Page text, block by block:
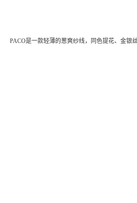
PACO是一款轻薄的葱爽纱线，同色提花、金银